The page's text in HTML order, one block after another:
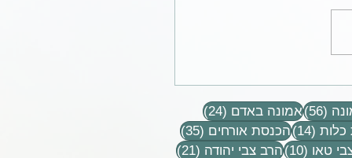
(56) 56 פוסטים
אמונה באדם (24)
24 פוסטים
כלות (14) 14 פוסטים
הכנסת אורחים (35)
35 פוסטים
טאו (10) 10 פוסטים
הרב צבי יהודה (21)
21 פוסטים